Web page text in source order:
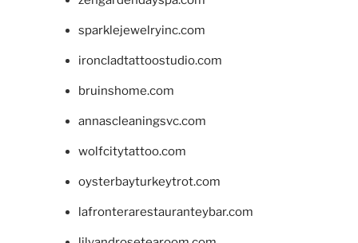
sparklejewelryinc.com
ironcladtattoostudio.com
bruinshome.com
annascleaningsvc.com
wolfcitytattoo.com
oysterbayturkeytrot.com
lafronterarestauranteybar.com